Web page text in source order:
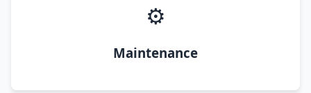
⚙️
Maintenance